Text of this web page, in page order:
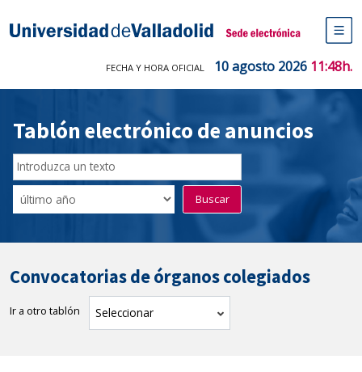
Sede electrónica Universidad de
de
FECHA Y HORA OFICIAL 10 agosto 2026 11:48h.
Tablón electrónico de anuncios
Buscador
del
Tablón
Filtro
de
Buscar
Convocatorias de órganos colegiados
Ir a otro tablón Seleccionar tablón